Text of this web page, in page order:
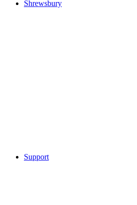
Shrewsbury
Support